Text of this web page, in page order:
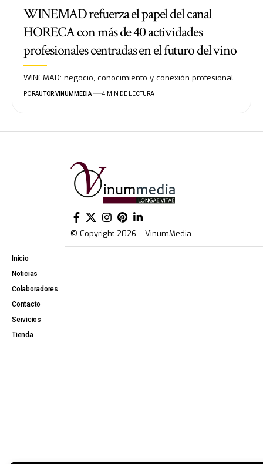
WINEMAD refuerza el papel del canal
HORECA con más de 40 actividades
profesionales centradas en el futuro del vino
WINEMAD: negocio, conocimiento y conexión profesional.
PORAUTOR VINUMMEDIA 4 MIN DE LECTURA
© Copyright 2026 – VinumMedia
Inicio
Noticias
Colaboradores
Contacto
Servicios
Tienda